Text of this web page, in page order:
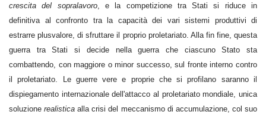
crescita del sopralavoro, e la competizione tra Stati si riduce in
definitiva al confronto tra la capacità dei vari sistemi produttivi di
estrarre plusvalore, di sfruttare il proprio proletariato. Alla fin fine, questa
guerra tra Stati si decide nella guerra che ciascuno Stato sta
combattendo, con maggiore o minor successo, sul fronte interno contro
il proletariato. Le guerre vere e proprie che si profilano saranno il
dispiegamento internazionale dell'attacco al proletariato mondiale, unica
soluzionerealisticaalla crisi del meccanismo di accumulazione, col suo